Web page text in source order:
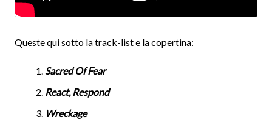
Queste qui sotto la track-list e la copertina:
Sacred Of Fear
React, Respond
Wreckage